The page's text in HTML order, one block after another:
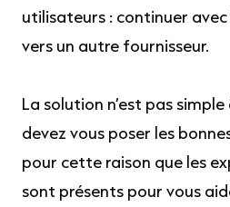
utilisateurs : continuer
vers un autre fournisseur.
La solution n’est pas
devez vous poser les
pour cette raison que les
sont présents pour vous